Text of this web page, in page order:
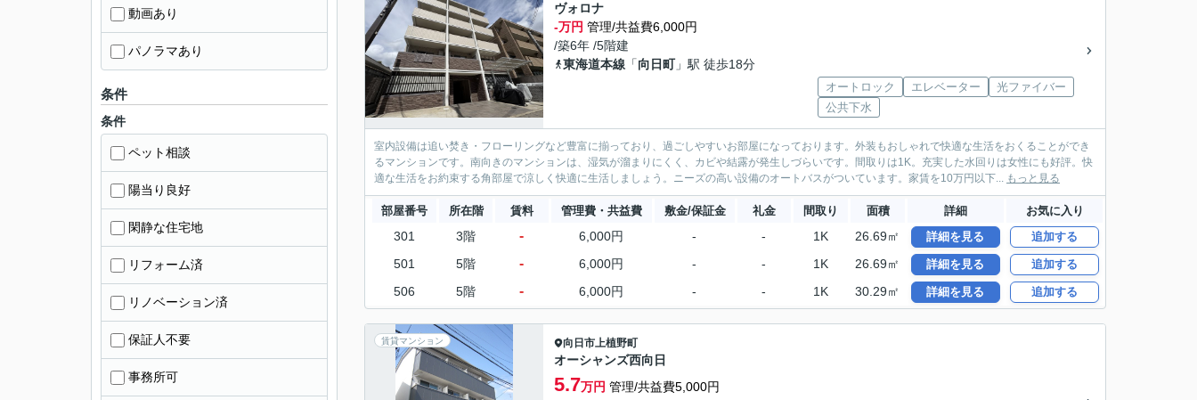
ヴォロナ
-万円 管理/共益費6,000円
/築6年 /5階建
東海道本線 「向日町」駅 徒歩18分
オートロック エレベーター
光ファイバー
公共下水
室内設備は追い焚き・フローリングなど豊富に揃っており、過ごしやすいお部屋になっております。外装もおしゃれで快適な生活をおくることができ
るマンションです。南向きのマンションは、湿気が溜まりにくく、カビや結露が発生しづらいです。間取りは1K。充実した水回りは女性にも好評。快
適な生活をお約束する角部屋で涼しく快適に生活しましょう。ニーズの高い設備のオートバスがついています。家賃を10万円以下... もっと見る
部屋番号 所在階 賃料 管理費・共益費 敷金/保証金 礼金 間取り 面積 詳細 お気に入り
301 3階 - 6,000円 - - 1K 26.69㎡ 詳細を見る 追加する
501 5階 - 6,000円 - - 1K 26.69㎡ 詳細を見る 追加する
506 5階 - 6,000円 - - 1K 30.29㎡ 詳細を見る 追加する
賃貸マンション 向日市上植野町
オーシャンズ西向日
5.7万円 管理/共益費5,000円
動画あり
パノラマあり
条件
条件
ペット相談
陽当り良好
閑静な住宅地
リフォーム済
リノベーション済
保証人不要
事務所可